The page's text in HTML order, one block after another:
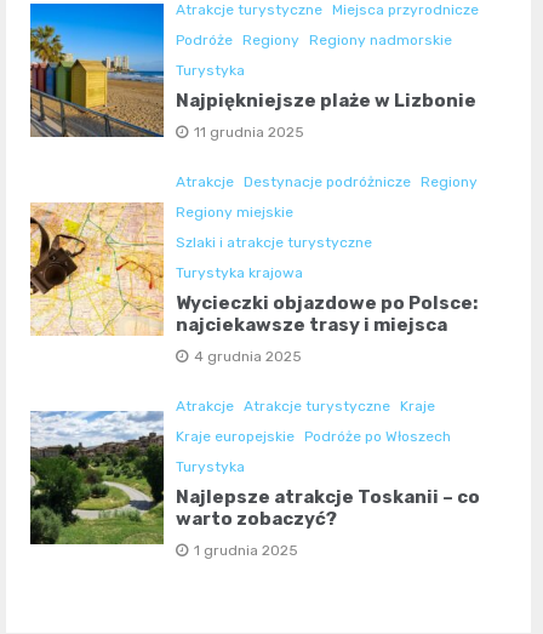
Atrakcje turystyczne Miejsca przyrodnicze
Podróże Regiony Regiony nadmorskie
Turystyka
Najpiękniejsze plaże w Lizbonie
11 grudnia 2025
Atrakcje Destynacje podróżnicze Regiony
Regiony miejskie
Szlaki i atrakcje turystyczne
Turystyka krajowa
Wycieczki objazdowe po Polsce:
najciekawsze trasy i miejsca
4 grudnia 2025
Atrakcje Atrakcje turystyczne Kraje
Kraje europejskie Podróże po Włoszech
Turystyka
Najlepsze atrakcje Toskanii – co
warto zobaczyć?
1 grudnia 2025